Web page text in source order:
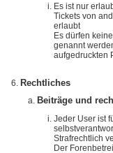
Es ist nur
Tickets von
erlaubt
Es dürfen
genannt
aufgedruckten
Rechtliches
Beiträge und
Jeder User ist
Strafrechtlich
Der